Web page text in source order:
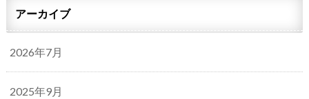
アーカイブ
2026年7月
2025年9月